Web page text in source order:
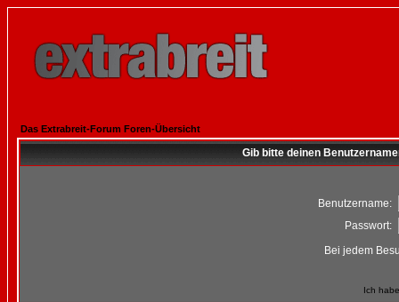
Das Extrabreit-Forum Foren-Übersicht
Gib bitte deinen
Benutzername:
Passwort:
Bei jedem
Ich